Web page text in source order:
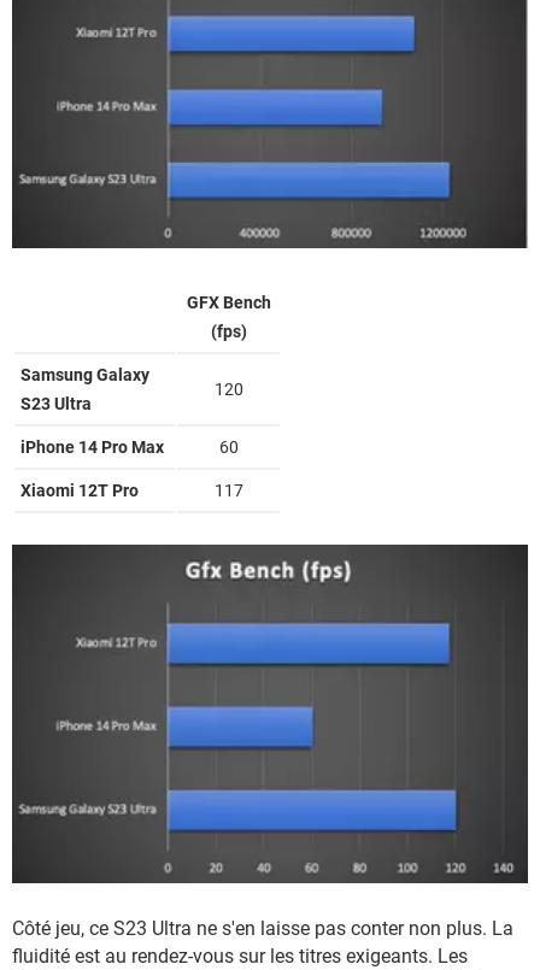
GFX Bench
(fps)
Samsung Galaxy
S23 Ultra
120
iPhone 14 Pro Max 60
Xiaomi 12T Pro 117
Côté jeu, ce S23 Ultra ne s'en laisse pas conter non plus. La
fluidité est au rendez-vous sur les titres exigeants. Les